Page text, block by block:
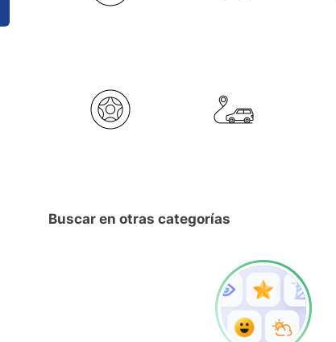
Buscar en otras categorías